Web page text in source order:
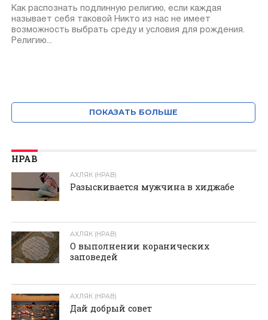
Как распознать подлинную религию, если каждая
называет себя таковой Никто из нас не имеет
возможность выбрать среду и условия для рождения.
Религию...
ПОКАЗАТЬ БОЛЬШЕ
НРАВ
АХЛЯК (НРАВ)
Разыскивается мужчина в хиджабе
АХЛЯК (НРАВ)
О выполнении коранических
заповедей
АХЛЯК (НРАВ)
Дай добрый совет